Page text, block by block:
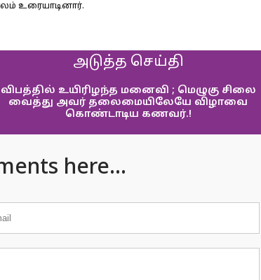
உரையாடினார்.
அடுத்த செய்தி
விபத்தில் உயிரிழந்த மனைவி ; மெழுகு சிலை
வைத்து அவர் தலைமையிலேயே விழாவை
கொண்டாடிய கணவர்.!
here...